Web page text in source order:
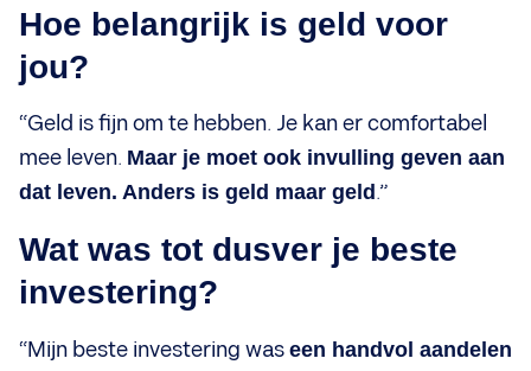
Hoe belangrijk is geld voor
jou?
“Geld is fijn om te hebben. Je kan er comfortabel
mee leven. Maar je moet ook invulling geven aan
dat leven. Anders is geld maar geld .”
Wat was tot dusver je beste
investering?
“Mijn beste investering was een handvol aandelen